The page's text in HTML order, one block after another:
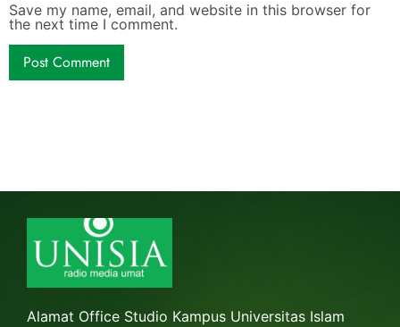
Save my name, email, and website in this browser for
the next time I comment.
Alamat Office Studio Kampus Universitas Islam